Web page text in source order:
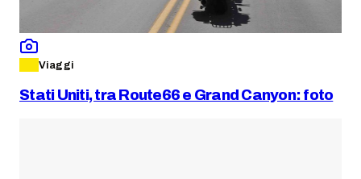
Viaggi
Stati Uniti, tra Route66 e Grand Canyon: foto